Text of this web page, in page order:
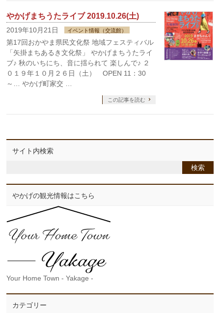
やかげまちうたライブ 2019.10.26(土)
2019年10月21日 イベント情報（交流館）
第17回おかやま県民文化祭 地域フェスティバル
「矢掛まちあるき文化祭」 やかげまちうたライ
ブ♪ 秋のいちにち、音に揺られて 楽しんで♪ ２
０１９年１０月２６日（土） OPEN 11：30
～… やかげ町家交 …
この記事を読む
サイト内検索
やかげの観光情報はこちら
Your Home Town - Yakage -
カテゴリー